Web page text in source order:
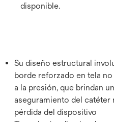
disponible.
Su diseño estructural
borde reforzado en tela
a la presión, que brindan
aseguramiento del
pérdida del dispositivo